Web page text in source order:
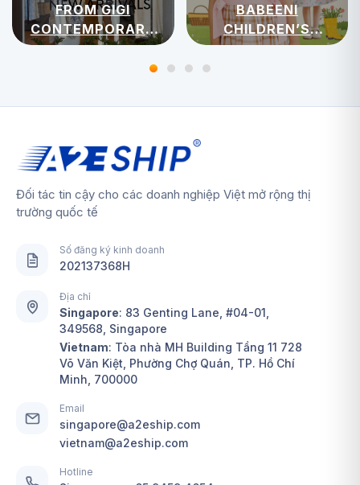
FROM GIGI
CONTEMPORARY
WOMENSWEAR
BABEENI
CHILDREN’S
APPAREL
Đối tác tin cậy cho các doanh nghiệp Việt mở rộng thị
trường quốc tế
Số đăng ký kinh doanh
202137368H
Địa chỉ
Singapore: 83 Genting Lane, #04-01,
349568, Singapore
Vietnam: Tòa nhà MH Building Tầng 11 728
Võ Văn Kiệt, Phường Chợ Quán, TP. Hồ Chí
Minh, 700000
Email
singapore@a2eship.com
vietnam@a2eship.com
Hotline